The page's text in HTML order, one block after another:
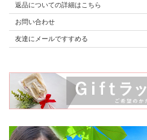
返品についての詳細はこちら
お問い合わせ
友達にメールですすめる